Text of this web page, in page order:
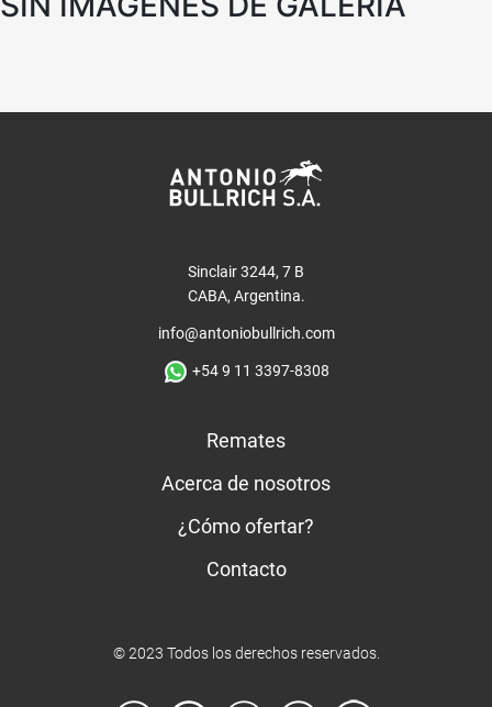
Sinclair 3244, 7 B
CABA, Argentina.
info@antoniobullrich.com
+54 9 11 3397-8308
Remates
Acerca de nosotros
¿Cómo ofertar?
Contacto
© 2023 Todos los derechos reservados.